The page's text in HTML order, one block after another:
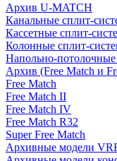
Архив U-MATCH
Канальные сплит-
Кассетные сплит-
Колонные сплит-
Напольно-
Архив (Free Match и
Free Match
Free Match II
Free Match IV
Free Match R32
Super Free Match
Архивные модели